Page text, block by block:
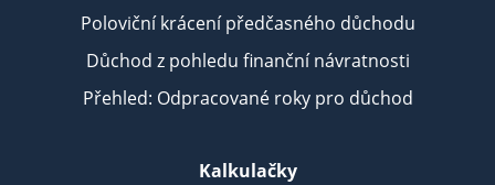
Poloviční krácení předčasného důchodu
Důchod z pohledu finanční návratnosti
Přehled: Odpracované roky pro důchod
Kalkulačky